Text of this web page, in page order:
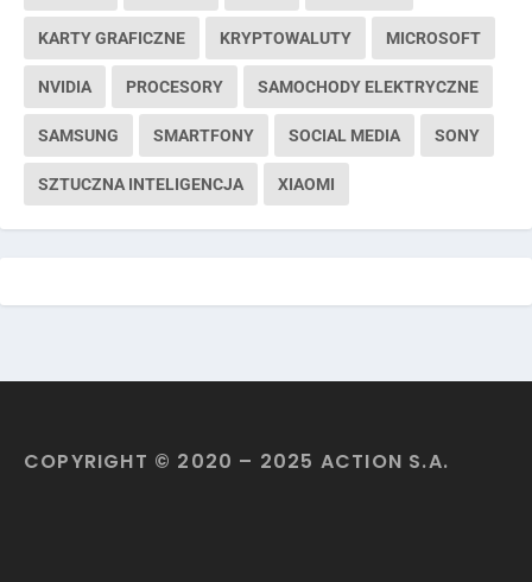
KARTY GRAFICZNE KRYPTOWALUTY MICROSOFT
NVIDIA PROCESORY SAMOCHODY ELEKTRYCZNE
SAMSUNG SMARTFONY SOCIAL MEDIA SONY
SZTUCZNA INTELIGENCJA XIAOMI
COPYRIGHT © 2020 – 2025 ACTION S.A.